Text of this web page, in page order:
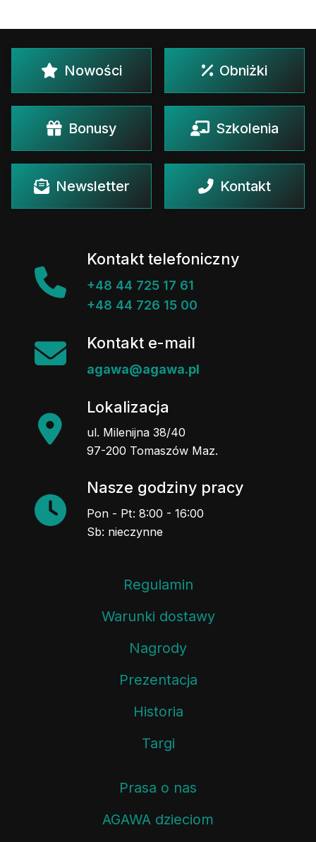
Nowości Obniżki
Bonusy Szkolenia
Newsletter Kontakt
Kontakt telefoniczny
+48 44 725 17 61
+48 44 726 15 00
Kontakt e-mail
agawa@agawa.pl
Lokalizacja
ul. Milenijna 38/40
97-200 Tomaszów Maz.
Nasze godziny pracy
Pon - Pt: 8:00 - 16:00
Sb: nieczynne
Regulamin
Warunki dostawy
Nagrody
Prezentacja
Historia
Targi
Prasa o nas
AGAWA dzieciom